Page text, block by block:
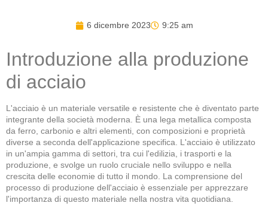
6 dicembre 2023 9:25 am
Introduzione alla produzione
di acciaio
L'acciaio è un materiale versatile e resistente che è diventato parte
integrante della società moderna. È una lega metallica composta
da ferro, carbonio e altri elementi, con composizioni e proprietà
diverse a seconda dell'applicazione specifica. L'acciaio è utilizzato
in un'ampia gamma di settori, tra cui l'edilizia, i trasporti e la
produzione, e svolge un ruolo cruciale nello sviluppo e nella
crescita delle economie di tutto il mondo. La comprensione del
processo di produzione dell'acciaio è essenziale per apprezzare
l'importanza di questo materiale nella nostra vita quotidiana.